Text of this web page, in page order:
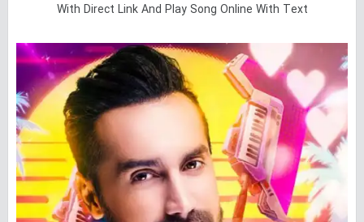
With Direct Link And Play Song Online With Text